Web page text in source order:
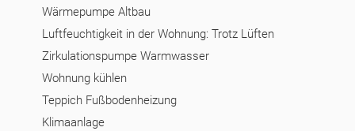
Wärmepumpe Altbau
Luftfeuchtigkeit in der Wohnung: Trotz Lüften
Zirkulationspumpe Warmwasser
Wohnung kühlen
Teppich Fußbodenheizung
Klimaanlage